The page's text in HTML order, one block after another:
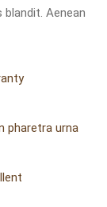
Aenean
pharetra urna